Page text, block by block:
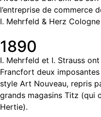
l’entreprise de commerce
I. Mehrfeld & Herz Cologne
1890
I. Mehrfeld et I. Strauss
Francfort deux
style Art Nouveau, repris
grands magasins Titz (qui
Hertie).